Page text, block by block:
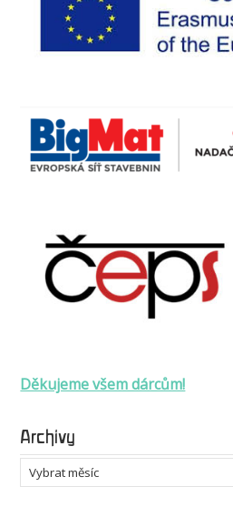
Děkujeme všem dárcům!
Archivy
Archivy